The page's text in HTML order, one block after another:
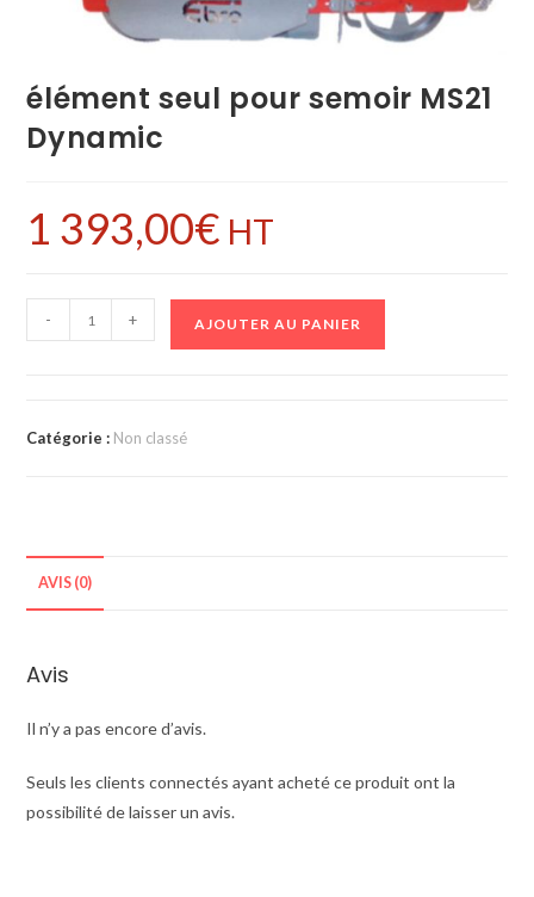
élément seul pour semoir MS21
Dynamic
1 393,00€ HT
- + AJOUTER AU PANIER
Catégorie : Non classé
AVIS (0)
Avis
Il n’y a pas encore d’avis.
Seuls les clients connectés ayant acheté ce produit ont la
possibilité de laisser un avis.